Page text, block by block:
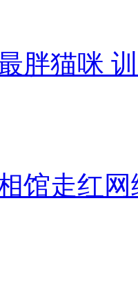
胖猫咪
馆走红网